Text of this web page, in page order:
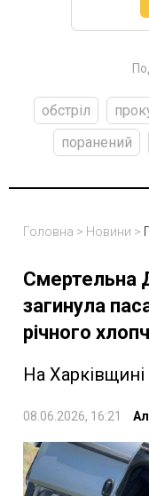
обстріл
поранений
Головна > Новини >
Смертельна
загинула
річного
На
08.06.2026, 16:21